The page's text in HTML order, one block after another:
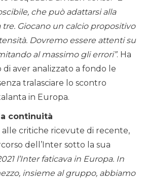
che può adattarsi alla
tre. Giocano un calcio propositivo
Dovremo essere attenti su
al massimo gli errori”. Ha
aver analizzato a fondo le
tralasciare lo scontro
in Europa.
continuità
alle critiche ricevute di recente,
dell’Inter sotto la sua
l’Inter faticava in Europa. In
insieme al gruppo, abbiamo